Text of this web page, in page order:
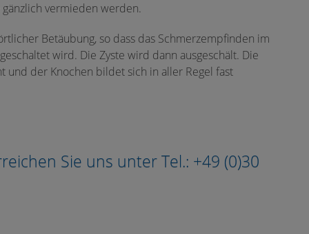
vermieden werden.
Betäubung, so dass das Schmerzempfinden im
wird. Die Zyste wird dann ausgeschält. Die
und der Knochen bildet sich in aller Regel fast
Sie uns unter Tel.: +49 (0)30